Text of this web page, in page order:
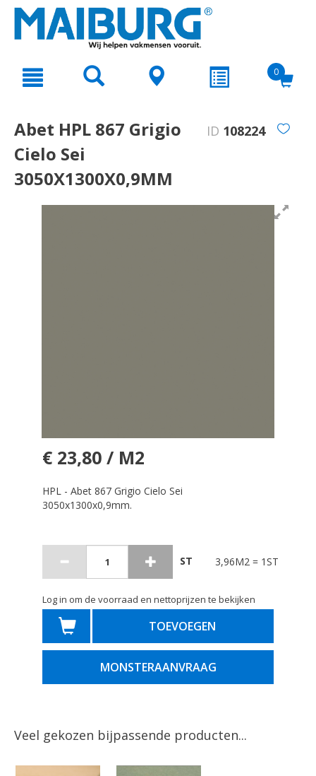
text.skipToNavigation
0
Abet HPL 867 Grigio
Cielo Sei
3050X1300X0,9MM
ID 108224
€ 23,80 / M2
HPL - Abet 867 Grigio Cielo Sei
3050x1300x0,9mm.
ST 3,96M2 = 1ST
Log in om de voorraad en nettoprijzen te bekijken
TOEVOEGEN
MONSTERAANVRAAG
Veel gekozen bijpassende producten...